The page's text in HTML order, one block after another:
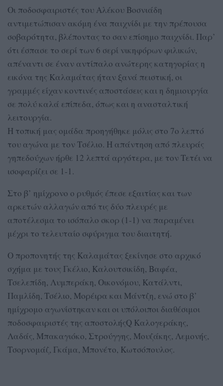
Οι ποδοσφαιριστές του Αλέκου Βοσνιάδη
αντιμετώπισαν ακόμη ένα παιχνίδι με την πρέπουσα
σοβαρότητα, βλέποντας το σαν επίσημο παιχνίδι. Παρ’
ότι έσπασε το σερί των 6 σερί νικηφόρων φιλικών,
απέναντι σε έναν αντίπαλο ανώτερης κατηγορίας η
εικόνα της Καλαμάτας ήταν ξανά πειστική, οι
γραμμές είχαν κοντινές αποστάσεις και η δημιουργία
σε πολύ καλά επίπεδα, όπως και η ανασταλτική
λειτουργία.
Η τοπική μας ομάδα προηγήθηκε μόλις στο 7ο λεπτό
του αγώνα με τον Τσέλιο. Η απάντηση από πλευράς
γηπεδούχων ήρθε 12 λεπτά αργότερα, με τον Τετέι να
ισοφαρίζει σε 1-1.
Στο β’ ημίχρονο ο ρυθμός έπεσε εξαιτίας και των
αρκετών αλλαγών από τις δύο πλευρές με
αποτέλεσμα το ισόπαλο σκορ (1-1) να παραμένει
μέχρι το τελευταίο σφύριγμα του διαιτητή.
Ο προπονητής της Καλαμάτας ξεκίνησε στο αρχικό
σχήμα με τους Γκέλιο, Καλουτσικίδη, Βαφέα,
Τσελεπίδη, Λυμπεράκη, Οικονόμου, Κατάλντι,
Παμλίδη, Τσέλιο, Μορέιρα και Μάντζη, ενώ στο β’
ημίχρομο αγωνίστηκαν και οι υπόλοιποι διαθέσιμοι
ποδοσφαιριστές της αποστολήςQ Καλογεράκης,
Λαδάς, Μπακαγιόκο, Στρούγγης, Μουζάκης, Λεμονής,
Τσορνομάζ, Γκάμα, Μπονέτο, Κωτσόπουλος.